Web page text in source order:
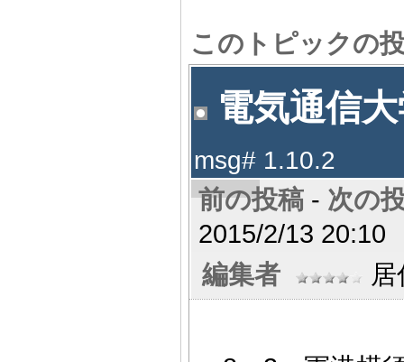
このトピックの
電気通信
msg# 1.10.2
前の投稿 - 次の
2015/2/13 20:10
編集者